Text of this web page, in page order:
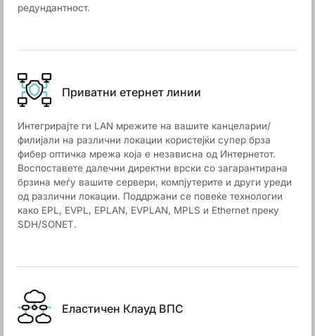
редундантност.
Приватни етернет линии
Интегрирајте ги LAN мрежите на вашите канцеларии/
филијали на различни локации користејќи супер брза
фибер оптичка мрежа која е независна од Интернетот.
Воспоставете далечни директни врски со загарантирана
брзина меѓу вашите сервери, компјутерите и други уреди
од различни локации. Поддржани се повеќе технологии
како EPL, EVPL, EPLAN, EVPLAN, MPLS и Ethernet преку
SDH/SONET.
Еластичен Клауд ВПС